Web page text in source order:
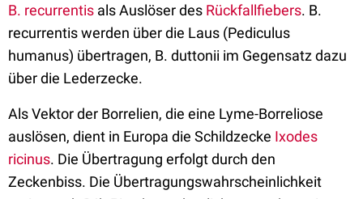
B. recurrentis als Auslöser des Rückfallfiebers. B.
recurrentis werden über die Laus (Pediculus
humanus) übertragen, B. duttonii im Gegensatz dazu
über die Lederzecke.
Als Vektor der Borrelien, die eine Lyme-Borreliose
auslösen, dient in Europa die Schildzecke Ixodes
ricinus. Die Übertragung erfolgt durch den
Zeckenbiss. Die Übertragungswahrscheinlichkeit